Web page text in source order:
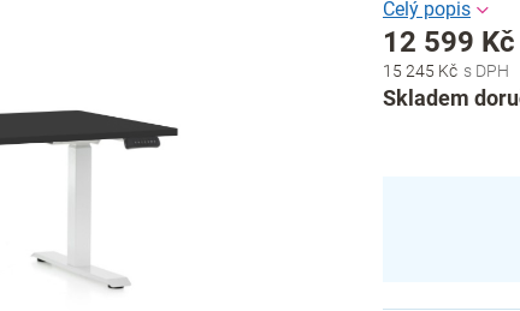
15 245 Kč
12 599
Měrná
cena:
Skladem